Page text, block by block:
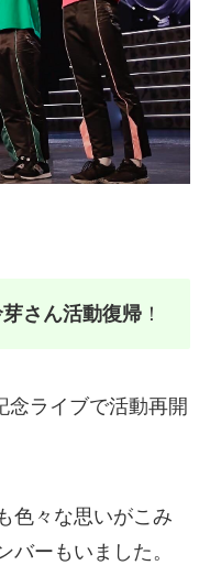
さん活動復帰 ！
念ライブで活動再開
色々な思いがこみ
バーもいました。